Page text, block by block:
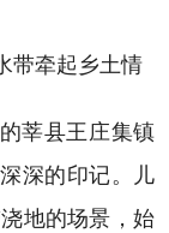
带牵起乡土情
莘县王庄集镇
深的印记。儿
地的场景，始